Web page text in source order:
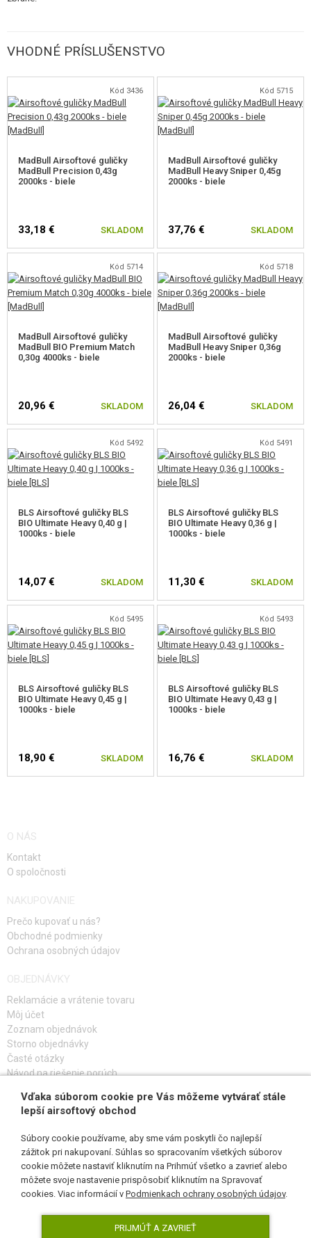
VHODNÉ PRÍSLUŠENSTVO
Kód 3436
MadBull Airsoftové guličky
MadBull Precision 0,43g
2000ks - biele
33,18 € SKLADOM
Kód 5715
MadBull Airsoftové guličky
MadBull Heavy Sniper 0,45g
2000ks - biele
37,76 € SKLADOM
Kód 5714
MadBull Airsoftové guličky
MadBull BIO Premium Match
0,30g 4000ks - biele
20,96 € SKLADOM
Kód 5718
MadBull Airsoftové guličky
MadBull Heavy Sniper 0,36g
2000ks - biele
26,04 € SKLADOM
Kód 5492
BLS Airsoftové guličky BLS
BIO Ultimate Heavy 0,40 g |
1000ks - biele
14,07 € SKLADOM
Kód 5491
BLS Airsoftové guličky BLS
BIO Ultimate Heavy 0,36 g |
1000ks - biele
11,30 € SKLADOM
Kód 5495
BLS Airsoftové guličky BLS
BIO Ultimate Heavy 0,45 g |
1000ks - biele
18,90 € SKLADOM
Kód 5493
BLS Airsoftové guličky BLS
BIO Ultimate Heavy 0,43 g |
1000ks - biele
16,76 € SKLADOM
O NÁS
Kontakt
O spoločnosti
NAKUPOVANIE
Prečo kupovať u nás?
Obchodné podmienky
Ochrana osobných údajov
OBJEDNÁVKY
Reklamácie a vrátenie tovaru
Môj účet
Zoznam objednávok
Storno objednávky
Časté otázky
Návod na riešenie porúch
PRIHLÁS SA K ODBERU
SLEDUJ NÁS
Vďaka súborom cookie pre Vás môžeme vytvárať stále
lepší airsoftový obchod
Súbory cookie používame, aby sme vám poskytli čo najlepší
zážitok pri nakupovaní. Súhlas so spracovaním všetkých súborov
cookie môžete nastaviť kliknutím na Prihmúť všetko a zavrieť alebo
môžete svoje nastavenie prispôsobiť kliknutím na Spravovať
cookies. Viac informácií v Podmienkach ochrany osobných údajov.
PRIJMÚŤ A ZAVRIEŤ